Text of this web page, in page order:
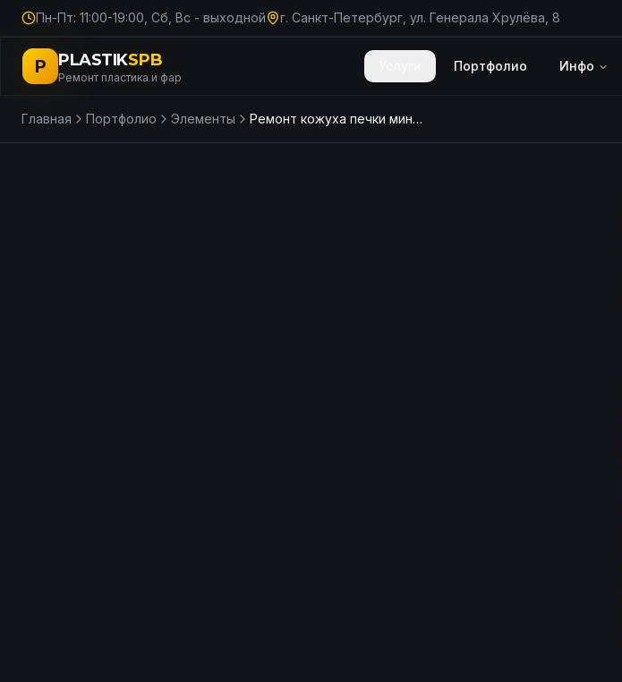
Пн-Пт: 11:00-19:00, Сб, Вс - выходной г. Санкт-Петербург, ул. Генерала Хрулёва, 8
P PLASTIKSPB
Ремонт пластика и фар
Портфолио Инфо
Главная Портфолио Элементы Ремонт кожуха печки мини экскаватора, цена в СПб